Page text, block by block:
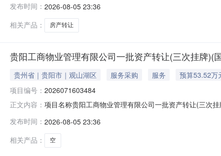
房产资产描述转让房产位于贵州省贵定县红旗路县人行
发布时间： 2026-08-05 23:36
相关产品：
房产转让
贵阳工商物业管理有限公司一批资产转让(三次挂牌
贵州省｜贵阳市｜观山湖区 服务采购 服务
预算53.52万
项目编号： 2026071603484
正文内容： 项目名称贵阳工商物业管理有限公司一批资产转让(三次
目名称：贵阳工商物业管理有限公司一批资产转让(三次
发布时间： 2026-08-05 23:36
相关产品：
空